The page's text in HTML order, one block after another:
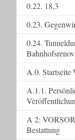
0.22. 18,3
0.23.
0.24.
A.0. Startseite
A.1.1.
A 2:
Bestattung